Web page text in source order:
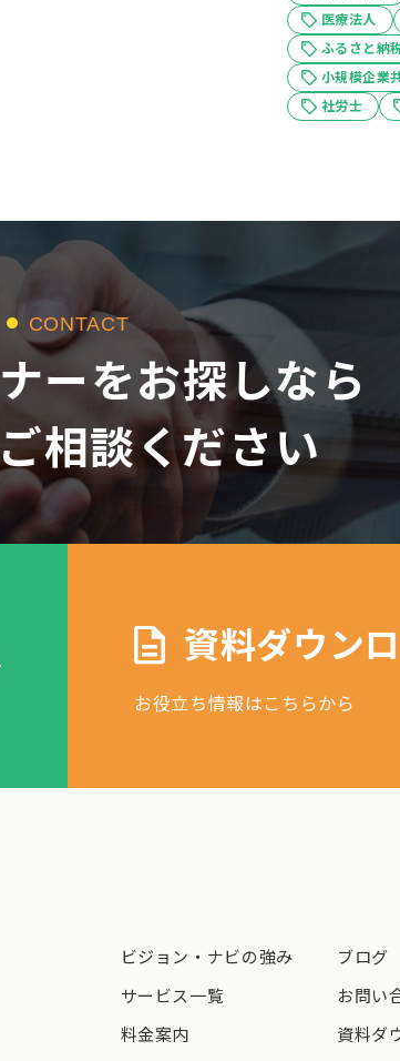
医療法人
ふるさと納
小規模企業
社労士
CONTACT
ーをお探しなら
相談ください
資料ダウン
お役立ち情報はこちらから
ビジョン・ナビの強み
サービス一覧
料金案内
ブログ
お問い
資料ダ